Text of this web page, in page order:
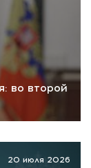
во второй
20 июля 2026